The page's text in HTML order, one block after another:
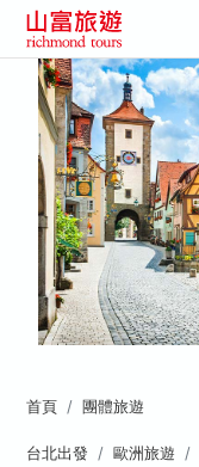
首頁 團體旅遊
台北出發 歐洲旅遊